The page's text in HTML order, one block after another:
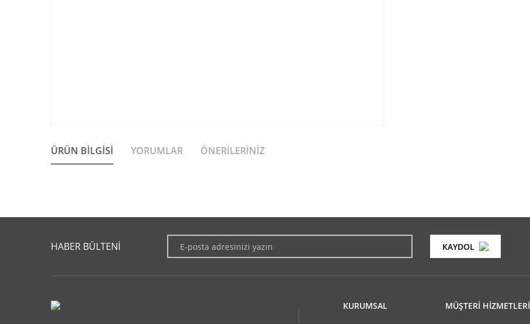
ÜRÜN BILGISI YORUMLAR ÖNERILERINIZ
Yorum Yaz
Görüş ve önerileriniz için teşekkür ederiz.
Ürün açıklamasında eksik bilgiler bulunuyor.
HABER BÜLTENİ KAYDOL
KURUMSAL MÜŞTERİ HİZMETLERİ